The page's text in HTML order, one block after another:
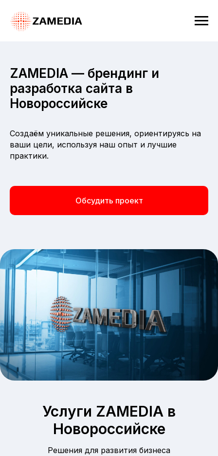
ZAMEDIA — брендинг и
разработка сайта в
Новороссийске
Создаём уникальные решения, ориентируясь на
ваши цели, используя наш опыт и лучшие
практики.
Обсудить проект
Услуги ZAMEDIA в
Новороссийске
Решения для развития бизнеса